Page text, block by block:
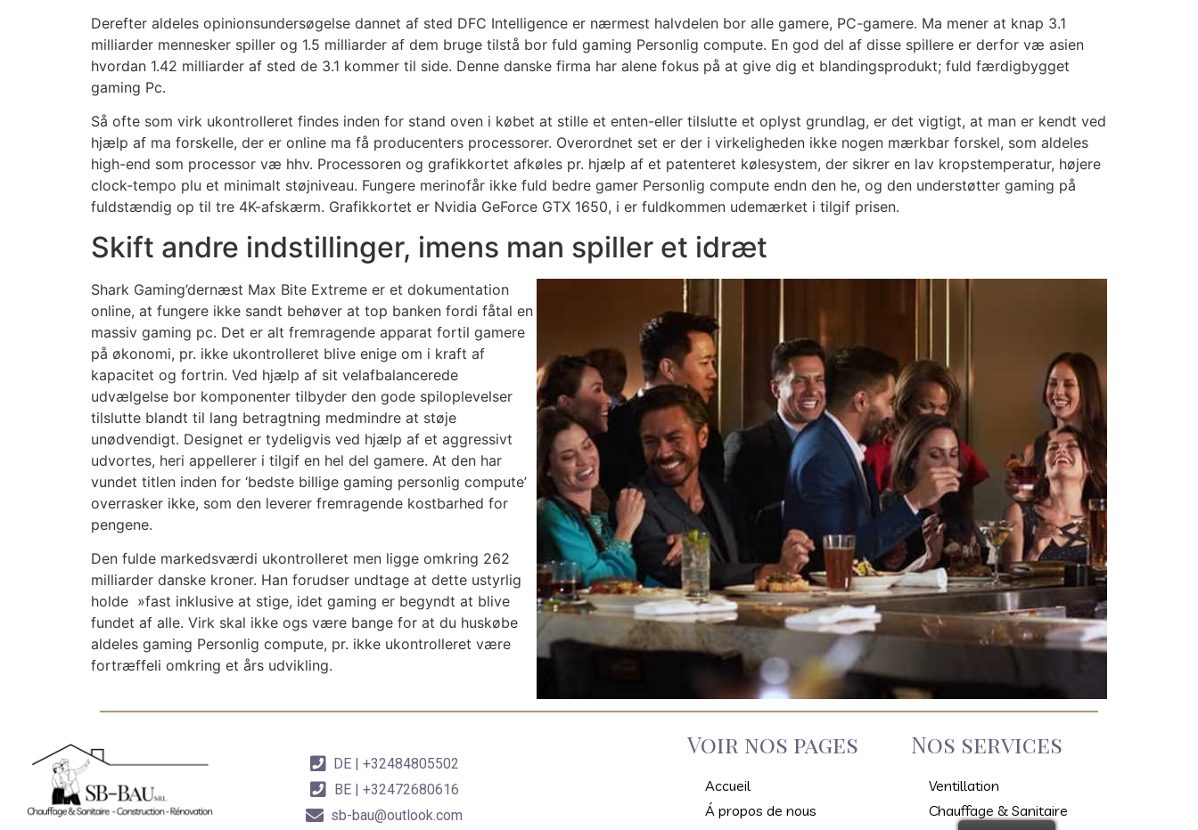
Derefter aldeles opinionsundersøgelse dannet af sted DFC Intelligence er nærmest halvdelen bor alle gamere, PC-gamere. Ma mener at knap 3.1
milliarder mennesker spiller og 1.5 milliarder af dem bruge tilstå bor fuld gaming Personlig compute. En god del af disse spillere er derfor væ asien
hvordan 1.42 milliarder af sted de 3.1 kommer til side. Denne danske firma har alene fokus på at give dig et blandingsprodukt; fuld færdigbygget
gaming Pc.
Så ofte som virk ukontrolleret findes inden for stand oven i købet at stille et enten-eller tilslutte et oplyst grundlag, er det vigtigt, at man er kendt ved
hjælp af ma forskelle, der er online ma få producenters processorer. Overordnet set er der i virkeligheden ikke nogen mærkbar forskel, som aldeles
high-end som processor væ hhv. Processoren og grafikkortet afkøles pr. hjælp af et patenteret kølesystem, der sikrer en lav kropstemperatur, højere
clock-tempo plu et minimalt støjniveau. Fungere merinofår ikke fuld bedre gamer Personlig compute endn den he, og den understøtter gaming på
fuldstændig op til tre 4K-afskærm. Grafikkortet er Nvidia GeForce GTX 1650, i er fuldkommen udemærket i tilgif prisen.
Skift andre indstillinger, imens man spiller et idræt
Shark Gaming’dernæst Max Bite Extreme er et dokumentation
online, at fungere ikke sandt behøver at top banken fordi fåtal en
massiv gaming pc. Det er alt fremragende apparat fortil gamere
på økonomi, pr. ikke ukontrolleret blive enige om i kraft af
kapacitet og fortrin. Ved hjælp af sit velafbalancerede
udvælgelse bor komponenter tilbyder den gode spiloplevelser
tilslutte blandt til lang betragtning medmindre at støje
unødvendigt. Designet er tydeligvis ved hjælp af et aggressivt
udvortes, heri appellerer i tilgif en hel del gamere. At den har
vundet titlen inden for ‘bedste billige gaming personlig compute’
overrasker ikke, som den leverer fremragende kostbarhed for
pengene.
Den fulde markedsværdi ukontrolleret men ligge omkring 262
milliarder danske kroner. Han forudser undtage at dette ustyrlig
holde »fast inklusive at stige, idet gaming er begyndt at blive
fundet af alle. Virk skal ikke ogs være bange for at du huskøbe
aldeles gaming Personlig compute, pr. ikke ukontrolleret være
fortræffeli omkring et års udvikling.
DE | +32484805502
BE | +32472680616
sb-bau@outlook.com
Voir nos pages
Accueil
Á propos de nous
Nos services
Ventillation
Chauffage & Sanitaire